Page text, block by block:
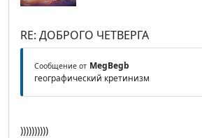
RE: ДОБРОГО ЧЕТВЕРГА
Сообщение от MegBegb
географический кретинизм
))))))))))